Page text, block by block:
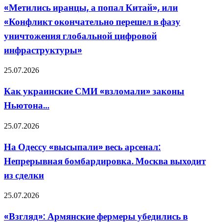
попал
Китай»,
«Конфликт
окончательно
перешел
фазу
глобальной
цифровой
инфраструктуры»
«Метились иранцы, а попал Китай», или
«Конфликт окончательно перешел в фазу
уничтожения глобальной цифровой
инфраструктуры»
Как
СМИ
«взломали»
законы
25.07.2026
Как украинские СМИ «взломали» законы
Ньютона…
На
«высыпали»
весь
арсенал:
бомбардировка.
выходит
сделки
25.07.2026
На Одессу «высыпали» весь арсенал:
Непрерывная бомбардировка. Москва выходит
из сделки
«Взгляд»:
фермеры
25.07.2026
«Взгляд»: Армянские фермеры убедились в